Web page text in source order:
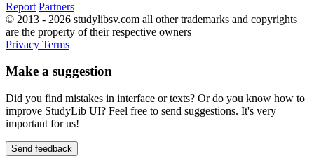
Report Partners
© 2013 - 2026 studylibsv.com all other trademarks and copyrights
are the property of their respective owners
Privacy Terms
Make a suggestion
Did you find mistakes in interface or texts? Or do you know how to
improve StudyLib UI? Feel free to send suggestions. It's very
important for us!
Send feedback